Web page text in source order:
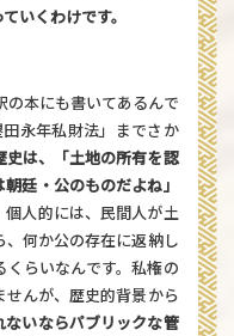
いくわけです。
の本にも書いてあるんで
永年私財法」までさか
史は、「土地の所有を認
廷・公のものだよね」
個人的には、民間人が土
何か公の存在に返納し
らいなんです。私権の
んが、歴史的背景から
いならパブリックな管